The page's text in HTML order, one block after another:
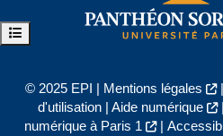
Ouvrir l’index du cours
© 2025 EPI | Mentions légales |
d'utilisation| Aide numérique |
numérique à Paris 1
|